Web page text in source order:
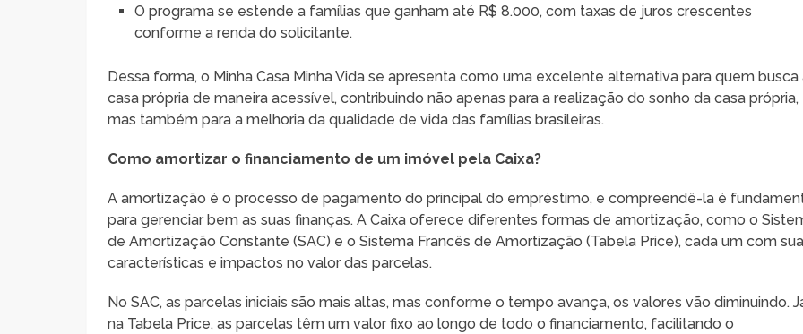
O programa se estende a famílias que ganham até R$ 8.000, com taxas de juros crescentes
conforme a renda do solicitante.
Dessa forma, o Minha Casa Minha Vida se apresenta como uma excelente alternativa para quem busca
casa própria de maneira acessível, contribuindo não apenas para a realização do sonho da casa própria,
mas também para a melhoria da qualidade de vida das famílias brasileiras.
Como amortizar o financiamento de um imóvel pela Caixa?
A amortização é o processo de pagamento do principal do empréstimo, e compreendê-la é
para gerenciar bem as suas finanças. A Caixa oferece diferentes formas de amortização, como o
de Amortização Constante (SAC) e o Sistema Francês de Amortização (Tabela Price), cada um com
características e impactos no valor das parcelas.
No SAC, as parcelas iniciais são mais altas, mas conforme o tempo avança, os valores vão diminuindo.
na Tabela Price, as parcelas têm um valor fixo ao longo de todo o financiamento, facilitando o